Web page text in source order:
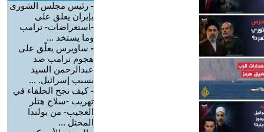
- رئيس مجلس الشورى
بإيران يعلق على
-استعراضات- ترامب
وما يستخد ...
- ساويرس يعلّق على
هجوم ترامب ضد
عبدالرحمن السيد
بسبب إسرائيل. ...
-كيف نجح الحلفاء في
تهريب -سلاح هتلر
العجيب- من بولندا
المحتل ...